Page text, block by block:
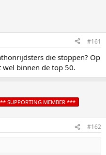
#161
die stoppen? Op
wel binnen de top 50.
SUPPORTING MEMBER ***
#162